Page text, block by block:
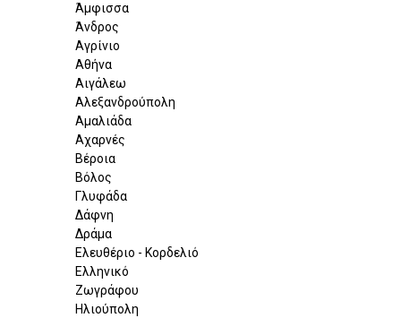
Άμφισσα
Άνδρος
Αγρίνιο
Αθήνα
Αιγάλεω
Αλεξανδρούπολη
Αμαλιάδα
Αχαρνές
Βέροια
Βόλος
Γλυφάδα
Δάφνη
Δράμα
Ελευθέριο - Κορδελιό
Ελληνικό
Ζωγράφου
Ηλιούπολη